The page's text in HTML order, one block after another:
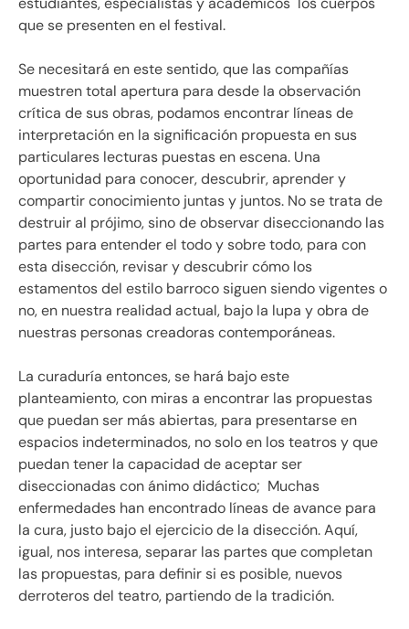
que se presenten en el festival.
Se necesitará en este sentido, que las compañías
muestren total apertura para desde la observación
crítica de sus obras, podamos encontrar líneas de
interpretación en la significación propuesta en sus
particulares lecturas puestas en escena. Una
oportunidad para conocer, descubrir, aprender y
compartir conocimiento juntas y juntos. No se trata de
destruir al prójimo, sino de observar diseccionando las
partes para entender el todo y sobre todo, para con
esta disección, revisar y descubrir cómo los
estamentos del estilo barroco siguen siendo vigentes o
no, en nuestra realidad actual, bajo la lupa y obra de
nuestras personas creadoras contemporáneas.
La curaduría entonces, se hará bajo este
planteamiento, con miras a encontrar las propuestas
que puedan ser más abiertas, para presentarse en
espacios indeterminados, no solo en los teatros y que
puedan tener la capacidad de aceptar ser
diseccionadas con ánimo didáctico; Muchas
enfermedades han encontrado líneas de avance para
la cura, justo bajo el ejercicio de la disección. Aquí,
igual, nos interesa, separar las partes que completan
las propuestas, para definir si es posible, nuevos
derroteros del teatro, partiendo de la tradición.